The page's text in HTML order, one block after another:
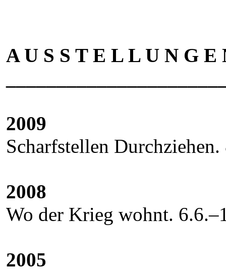
A U S S T E L L U N G E
2009
Scharfstellen
2008
Wo der Krieg wohnt.
2005